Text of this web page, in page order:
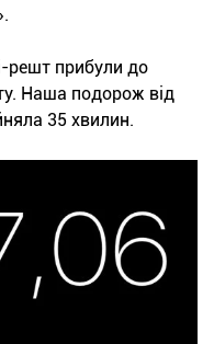
решт прибули до
Наша подорож від
35 хвилин.